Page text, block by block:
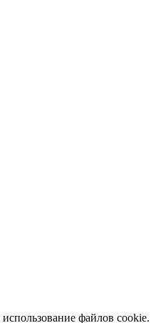
файлов cookie.